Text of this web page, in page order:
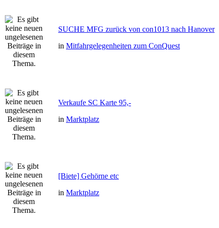
SUCHE MFG zurück von con1013 nach Hanover
in Mitfahrgelegenheiten zum ConQuest
Verkaufe SC Karte 95,-
in Marktplatz
[Biete] Gehörne etc
in Marktplatz